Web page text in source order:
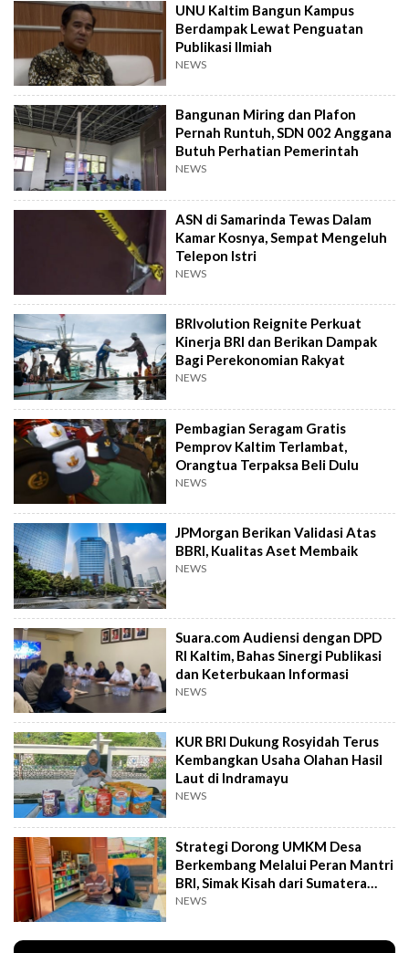
UNU Kaltim Bangun Kampus
Berdampak Lewat Penguatan
Publikasi Ilmiah
NEWS
Bangunan Miring dan Plafon
Pernah Runtuh, SDN 002 Anggana
Butuh Perhatian Pemerintah
NEWS
ASN di Samarinda Tewas Dalam
Kamar Kosnya, Sempat Mengeluh
Telepon Istri
NEWS
BRIvolution Reignite Perkuat
Kinerja BRI dan Berikan Dampak
Bagi Perekonomian Rakyat
NEWS
Pembagian Seragam Gratis
Pemprov Kaltim Terlambat,
Orangtua Terpaksa Beli Dulu
NEWS
JPMorgan Berikan Validasi Atas
BBRI, Kualitas Aset Membaik
NEWS
Suara.com Audiensi dengan DPD
RI Kaltim, Bahas Sinergi Publikasi
dan Keterbukaan Informasi
NEWS
KUR BRI Dukung Rosyidah Terus
Kembangkan Usaha Olahan Hasil
Laut di Indramayu
NEWS
Strategi Dorong UMKM Desa
Berkembang Melalui Peran Mantri
BRI, Simak Kisah dari Sumatera
Utara Ini
NEWS